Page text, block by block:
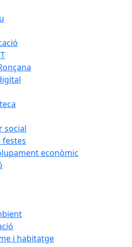
social
festes
econòmic
i habitatge